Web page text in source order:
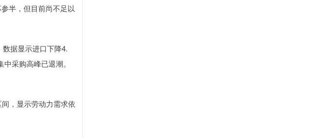
半，但目前尚不足以
据显示进口下降4.
采购高峰已退潮。
，显示劳动力需求依